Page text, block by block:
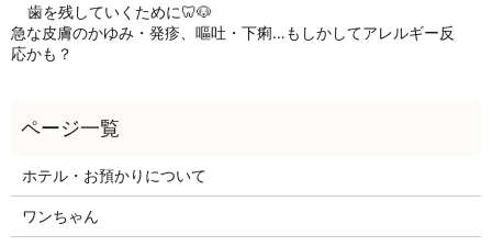
歯を残していくために🦷🐶
急な皮膚のかゆみ・発疹、嘔吐・下痢…もしかしてアレルギー反
応かも？
ホテル・お預かりについて
ワンちゃん